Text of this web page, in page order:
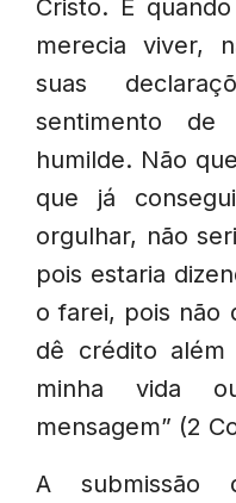
Cristo. E
merecia viver,
suas
sentimento de
humilde. Não
que já
orgulhar, não
pois estaria
o farei, pois não
dê crédito
minha vida
mensagem” (2
A submissão